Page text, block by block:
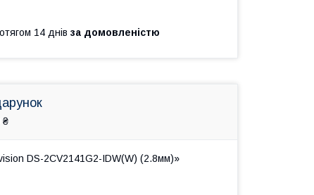
14 днів за домовленістю
₴
DS-2CV2141G2-IDW(W) (2.8мм)»